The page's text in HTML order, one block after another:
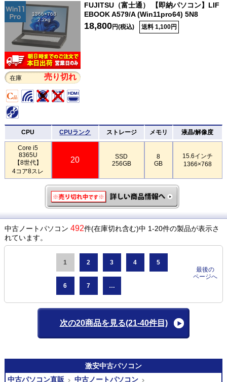
1366×768
2.2kg
在庫 売り切れ
FUJITSU（富士通） 【即納パソコン】LIF
EBOOK A579/A (Win11pro64) 5N8
18,800円(税込) 送料 1,100円
CPU CPUランク ストレージ メモリ 液晶/解像度
Core i5
8365U
【8世代】
4コア8スレ
20
SSD
256GB
8
GB
15.6インチ
1366×768
中古ノートパソコン 492件(在庫切れ含む)中 1-20件の製品が表示さ
れています。
1 2 3 4 5
6 7 …
最後の
ページへ
次の20商品を見る(21-40件目)
激安中古パソコン
中古パソコン直販
中古ノートパソコン